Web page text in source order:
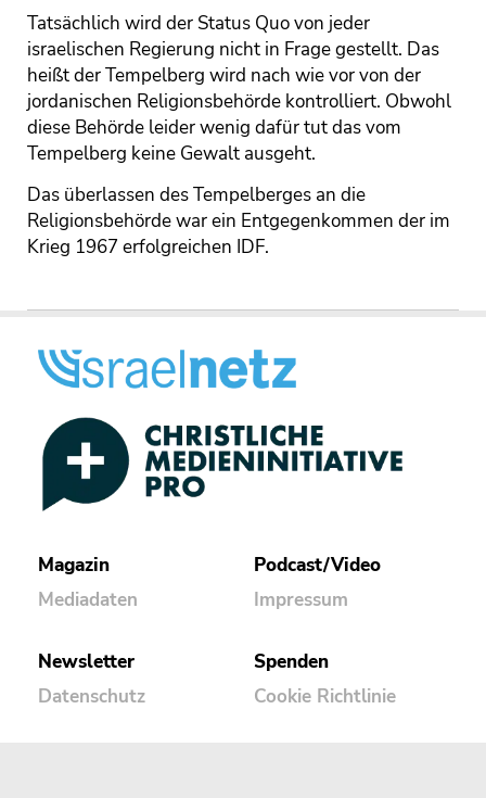
Tatsächlich wird der Status Quo von jeder
israelischen Regierung nicht in Frage gestellt. Das
heißt der Tempelberg wird nach wie vor von der
jordanischen Religionsbehörde kontrolliert. Obwohl
diese Behörde leider wenig dafür tut das vom
Tempelberg keine Gewalt ausgeht.
Das überlassen des Tempelberges an die
Religionsbehörde war ein Entgegenkommen der im
Krieg 1967 erfolgreichen IDF.
Magazin
Mediadaten
Podcast/Video
Impressum
Newsletter
Datenschutz
Spenden
Cookie Richtlinie